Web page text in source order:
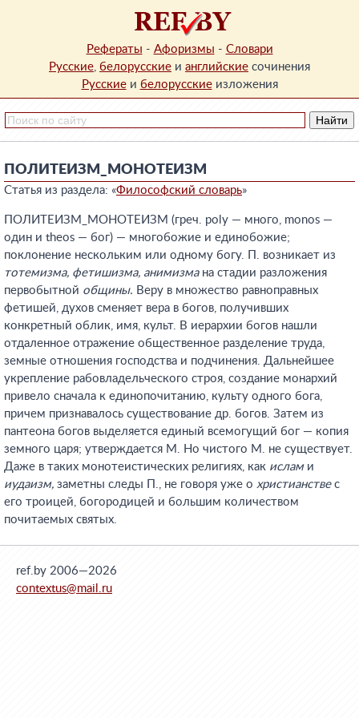
Рефераты - Афоризмы - Словари
Русские, белорусские и английские сочинения
Русскиеи белорусскиеизложения
ПОЛИТЕИЗМ_МОНОТЕИЗМ
Статья из раздела: «Философский словарь»
ПОЛИТЕИЗМ_МОНОТЕИЗМ (греч. poly — много, monos —
один и theos — бог) — многобожие и единобожие;
поклонение нескольким или одному богу. П. возникает из
тотемизма, фетишизма, анимизмана стадии разложения
первобытной общины. Веру в множество равноправных
фетишей, духов сменяет вера в богов, получивших
конкретный облик, имя, культ. В иерархии богов нашли
отдаленное отражение общественное разделение труда,
земные отношения господства и подчинения. Дальнейшее
укрепление рабовладельческого строя, создание монархий
привело сначала к единопочитанию, культу одного бога,
причем признавалось существование др. богов. Затем из
пантеона богов выделяется единый всемогущий бог — копия
земного царя; утверждается М. Но чистого М. не существует.
Даже в таких монотеистических религиях, как ислами
иудаизм, заметны следы П., не говоря уже о христианствес
его троицей, богородицей и большим количеством
почитаемых святых.
ref.by 2006—2026
contextus@mail.ru